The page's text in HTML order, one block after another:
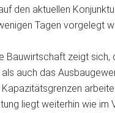
den aktuellen
Tagen vorgelegt
Bauwirtschaft zeigt sich,
auch das
liegt weiterhin wie im